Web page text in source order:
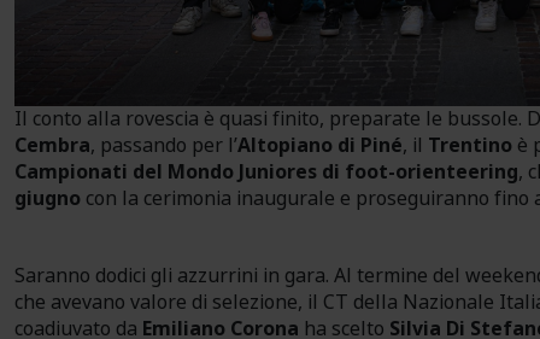
Il conto alla rovescia è quasi finito, preparate le bussole.
Cembra, passando per l’Altopiano di Piné, il Trentino è
Campionati del Mondo Juniores di foot-orienteering,
giugno con la cerimonia inaugurale e proseguiranno fino
Saranno dodici gli azzurrini in gara. Al termine del
che avevano valore di selezione, il CT della Nazionale
coadiuvato da Emiliano Corona ha scelto Silvia Di